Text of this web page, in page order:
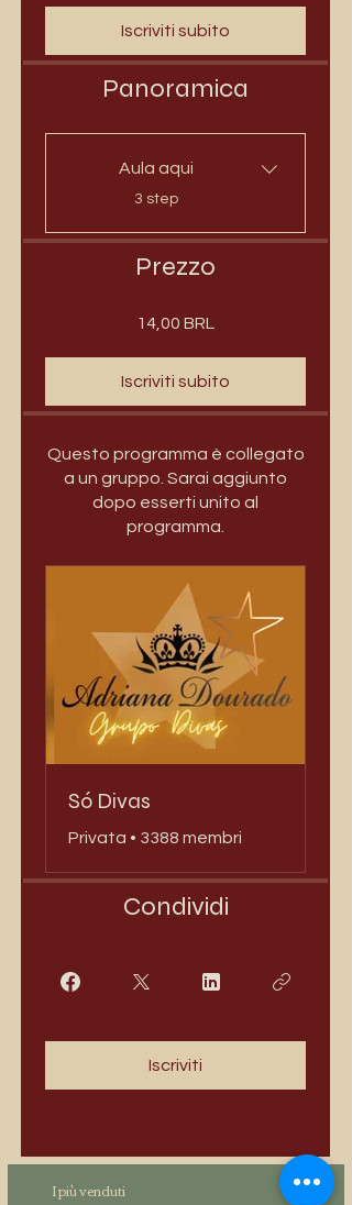
Iscriviti subito
Panoramica
Aula aqui
.
3 step
Prezzo
14,00 BRL
Iscriviti subito
Questo programma è collegato
a un gruppo. Sarai aggiunto
dopo esserti unito al
programma.
Só Divas
Privata • 3388 membri
Condividi
Iscriviti
I più venduti